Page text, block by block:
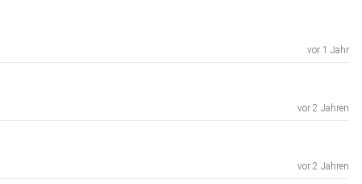
vor 1 Jahr
vor 2 Jahren
vor 2 Jahren